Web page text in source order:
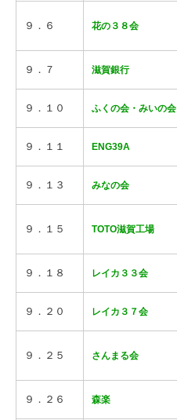
９．６ 花の３８会
９．７ 滋賀銀行
９．１０ ふくの会・みいの会
９．１１ ENG39A
９．１３ みなの会
９．１５ TOTO滋賀工場
９．１８ レイカ３３会
９．２０ レイカ３７会
９．２５ さんまる会
９．２６ 森楽